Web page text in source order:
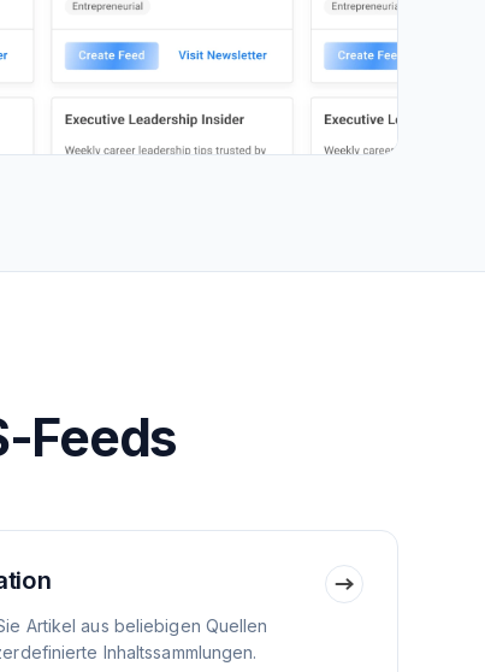
Feeds
Artikel aus beliebigen Quellen
Inhaltssammlungen.